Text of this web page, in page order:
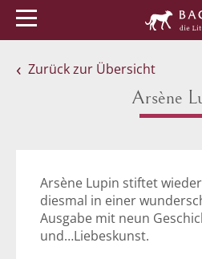
Zurück zur Übersicht
Arsène
Arsène Lupin stiftet
diesmal in einer
Ausgabe mit neun
und…Liebeskunst.